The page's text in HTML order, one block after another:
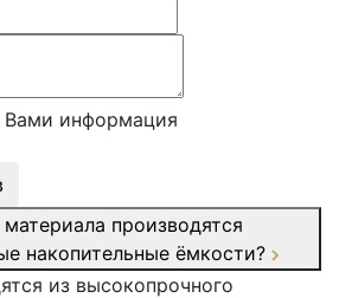
Вами информация
производятся
накопительные ёмкости?
из высокопрочного